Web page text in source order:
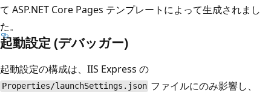
て ASP.NET Core Pages テンプレートによって生成されまし
た。
起動設定 (デバッガー)
起動設定の構成は、IIS Express の
Properties/launchSettings.json ファイルにのみ影響し、